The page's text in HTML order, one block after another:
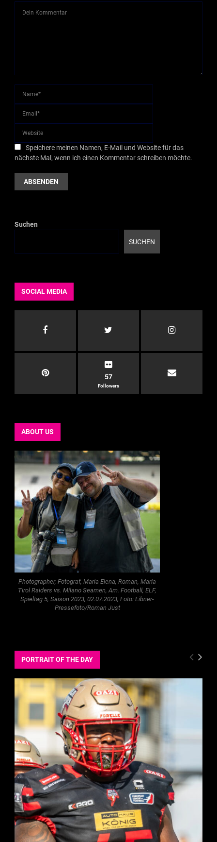
Speichere meinen Namen, E-Mail und Website für das
nächste Mal, wenn ich einen Kommentar schreiben möchte.
Suchen
SUCHEN
SOCIAL MEDIA
57
Followers
ABOUT US
Photographer, Fotograf, Maria Elena, Roman, Maria
Tirol Raiders vs. Milano Seamen, Am. Football, ELF,
Spieltag 5, Saison 2023, 02.07.2023, Foto: Eibner-
Pressefoto/Roman Just
PORTRAIT OF THE DAY